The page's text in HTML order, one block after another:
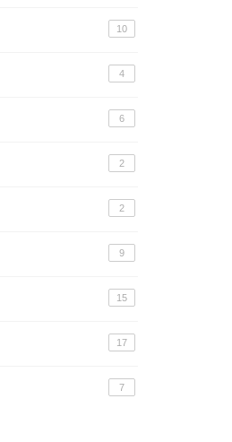
10
4
6
2
2
9
15
17
7